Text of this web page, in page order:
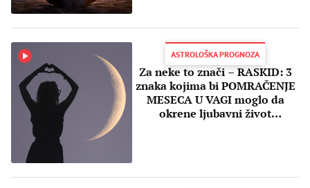
ASTROLOŠKA PROGNOZA
Za neke to znači – RASKID: 3
znaka kojima bi POMRAČENJE
MESECA U VAGI moglo da
okrene ljubavni život